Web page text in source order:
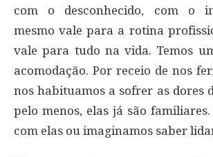
com o desconhecido, com o
mesmo vale para a rotina
vale para tudo na vida. Temos
acomodação. Por receio de nos
nos habituamos a sofrer as dores
pelo menos, elas já são
com elas ou imaginamos saber